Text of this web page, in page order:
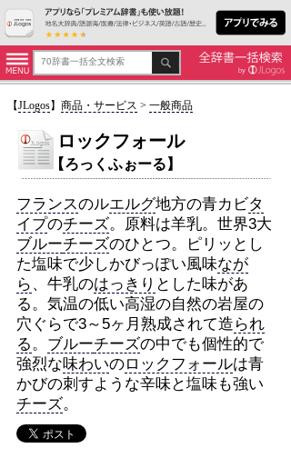
【JLogos】 商品・サービス > 一般商品
ロックフォール
【ろっくふぉーる】
フランスのルエルグ地方の青カビタ
イプのチーズ。原料は羊乳。世界3大
ブルーチーズのひとつ。ピリッとし
た塩味で少しかびっぽい風味なが
ら 、牛乳のはっきり とした味があ
る。気温の低い高湿の自然の岩屋の
穴ぐらで3～5ヶ月熟成されて造 られ
る。 ブルーチーズの中でも個性的で
強烈な味わいのロックフォールは青
かびの刺すような辛味と塩味も強い
チーズ。